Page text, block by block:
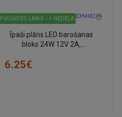
PIEGĀDES LAIKS ~1 NEDĒĻA
Īpaši plāns LED barošanas
bloks 24W 12V 2A,
6.25€